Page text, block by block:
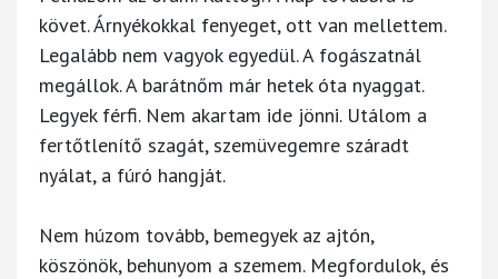
követ. Árnyékokkal fenyeget, ott van mellettem.
Legalább nem vagyok egyedül. A fogászatnál
megállok. A barátnőm már hetek óta nyaggat.
Legyek férfi. Nem akartam ide jönni. Utálom a
fertőtlenítő szagát, szemüvegemre száradt
nyálat, a fúró hangját.
Nem húzom tovább, bemegyek az ajtón,
köszönök, behunyom a szemem. Megfordulok, és